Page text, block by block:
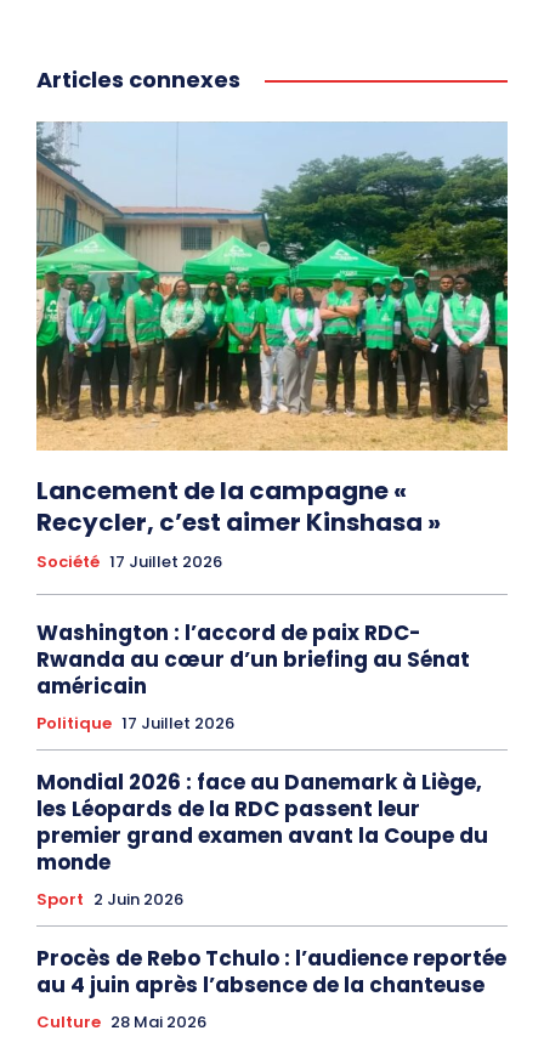
Articles connexes
Lancement de la campagne «
Recycler, c’est aimer Kinshasa »
Société 17 Juillet 2026
Washington : l’accord de paix RDC-
Rwanda au cœur d’un briefing au Sénat
américain
Politique 17 Juillet 2026
Mondial 2026 : face au Danemark à Liège,
les Léopards de la RDC passent leur
premier grand examen avant la Coupe du
monde
Sport 2 Juin 2026
Procès de Rebo Tchulo : l’audience reportée
au 4 juin après l’absence de la chanteuse
Culture 28 Mai 2026